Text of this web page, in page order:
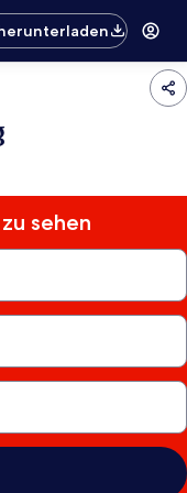
sehen